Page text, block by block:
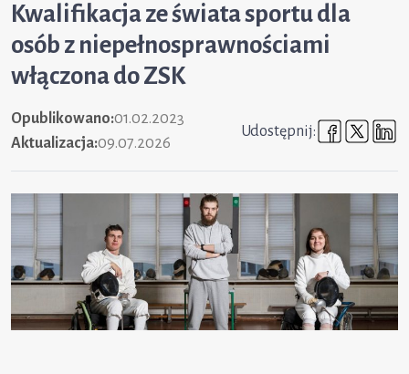
Kwalifikacja ze świata sportu dla
osób z niepełnosprawnościami
włączona do ZSK
Opublikowano:01.02.2023
Aktualizacja:09.07.2026
Udostępnij: